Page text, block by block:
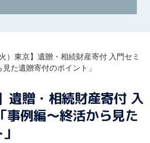
）東京】遺贈・相続財産寄付 入門セミ
た遺贈寄付のポイント」
遺贈・相続財産寄付 入
事例編～終活から見た